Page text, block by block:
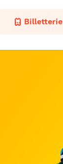
Billetterie